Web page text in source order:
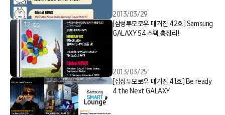
2013/03/29
[삼성투모로우 매거진 42호] Samsung
GALAXY S4 스펙 총정리!
2013/03/25
[삼성투모로우 매거진 41호] Be ready
4 the Next GALAXY